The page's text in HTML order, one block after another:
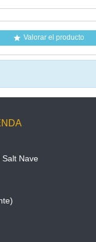
 Valorar el producto
Salt Nave